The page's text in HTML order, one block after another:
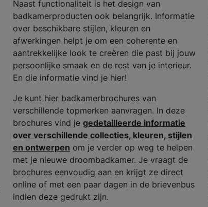
Naast functionaliteit is het design van
badkamerproducten ook belangrijk. Informatie
over beschikbare stijlen, kleuren en
afwerkingen helpt je om een coherente en
aantrekkelijke look te creëren die past bij jouw
persoonlijke smaak en de rest van je interieur.
En die informatie vind je hier!
Je kunt hier badkamerbrochures van
verschillende topmerken aanvragen. In deze
brochures vind je gedetailleerde informatie
over verschillende collecties, kleuren, stijlen
en ontwerpen om je verder op weg te helpen
met je nieuwe droombadkamer. Je vraagt de
brochures eenvoudig aan en krijgt ze direct
online of met een paar dagen in de brievenbus
indien deze gedrukt zijn.